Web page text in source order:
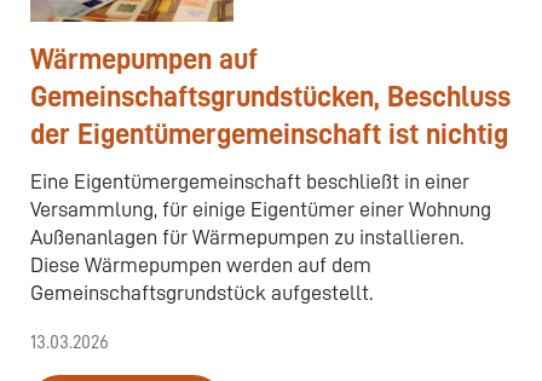
Wärmepumpen auf
Gemeinschaftsgrundstücken, Beschluss
der Eigentümergemeinschaft ist nichtig
Eine Eigentümergemeinschaft beschließt in einer
Versammlung, für einige Eigentümer einer Wohnung
Außenanlagen für Wärmepumpen zu installieren.
Diese Wärmepumpen werden auf dem
Gemeinschaftsgrundstück aufgestellt.
13.03.2026